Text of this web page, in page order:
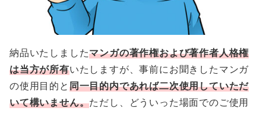
納品いたしましたマンガの著作権および著作者人格権
は当方が所有いたしますが、事前にお聞きしたマンガ
の使用目的と 同一目的内であれば二次使用していただ
いて構いません。ただし、どういった場面でのご使用